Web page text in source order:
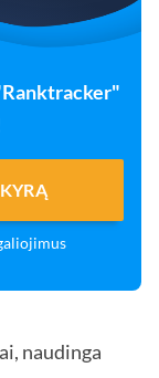
naudinga